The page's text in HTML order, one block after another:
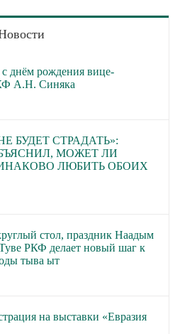
днём рождения вице-
А.Н. Синяка
БУДЕТ СТРАДАТЬ»:
МОЖЕТ ЛИ
ЛЮБИТЬ ОБОИХ
стол, праздник Наадым
РКФ делает новый шаг к
тыва ыт
на выставки «Евразия